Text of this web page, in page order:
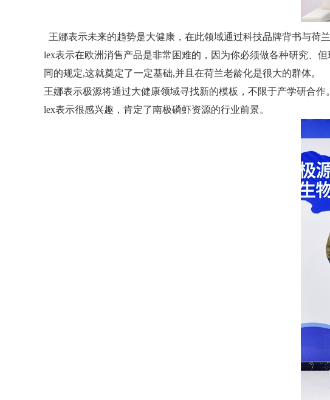
王娜表示未来的趋势是大健康，在此领域通过科技品牌背书与荷
lex表示在欧洲消售产品是非常困难的，因为你必须做各种研究、
同的规定,这就奠定了一定基础,并且在荷兰老龄化是很大的群体。
王娜表示极源将通过大健康领域寻找新的模板，不限于产学研合作。
lex表示很感兴趣，肯定了南极磷虾资源的行业前景。